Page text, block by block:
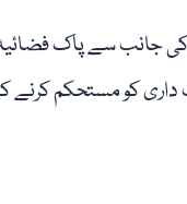
جانب سے پاک
کو مستحکم کرنے